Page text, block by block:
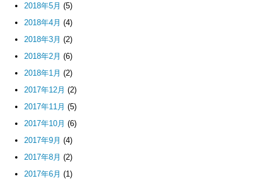
2018年5月 (5)
2018年4月 (4)
2018年3月 (2)
2018年2月 (6)
2018年1月 (2)
2017年12月 (2)
2017年11月 (5)
2017年10月 (6)
2017年9月 (4)
2017年8月 (2)
2017年6月 (1)